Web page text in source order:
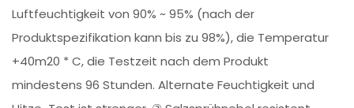
Luftfeuchtigkeit von 90% ~ 95% (nach der
Produktspezifikation kann bis zu 98%), die Temperatur
+40m20 * C, die Testzeit nach dem Produkt
mindestens 96 Stunden. Alternate Feuchtigkeit und